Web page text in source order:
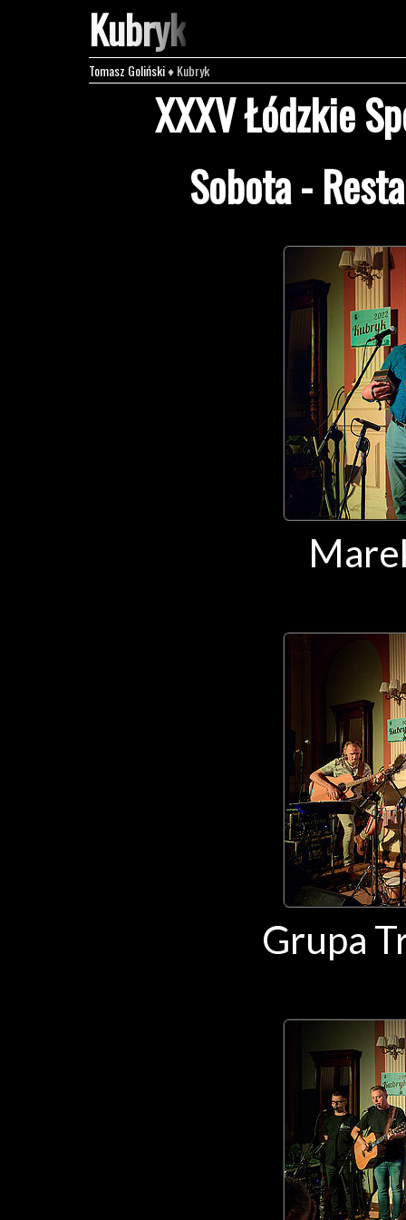
Kubryk
Tomasz Goliński♦ Kubryk
XXXV Łódzkie
Sobota -
Grupa